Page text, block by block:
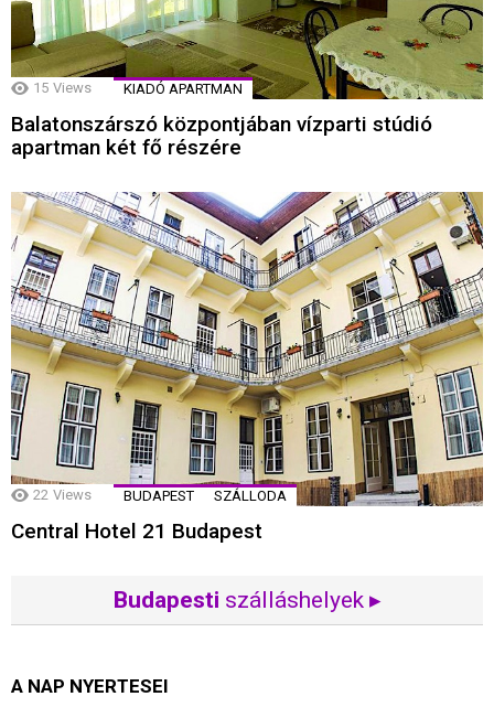
15 Views KIADÓ APARTMAN
Balatonszárszó központjában vízparti stúdió
apartman két fő részére
22 Views BUDAPEST SZÁLLODA
Central Hotel 21 Budapest
Budapesti szálláshelyek ▸
A NAP NYERTESEI